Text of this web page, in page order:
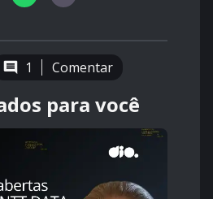
1 Comentar
para você